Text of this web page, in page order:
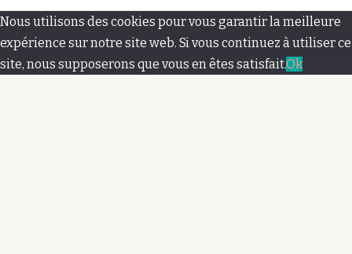
M
e
n
Nous utilisons des cookies pour vous garantir la meilleure
expérience sur notre site web. Si vous continuez à utiliser ce
site, nous supposerons que vous en êtes satisfait.Ok